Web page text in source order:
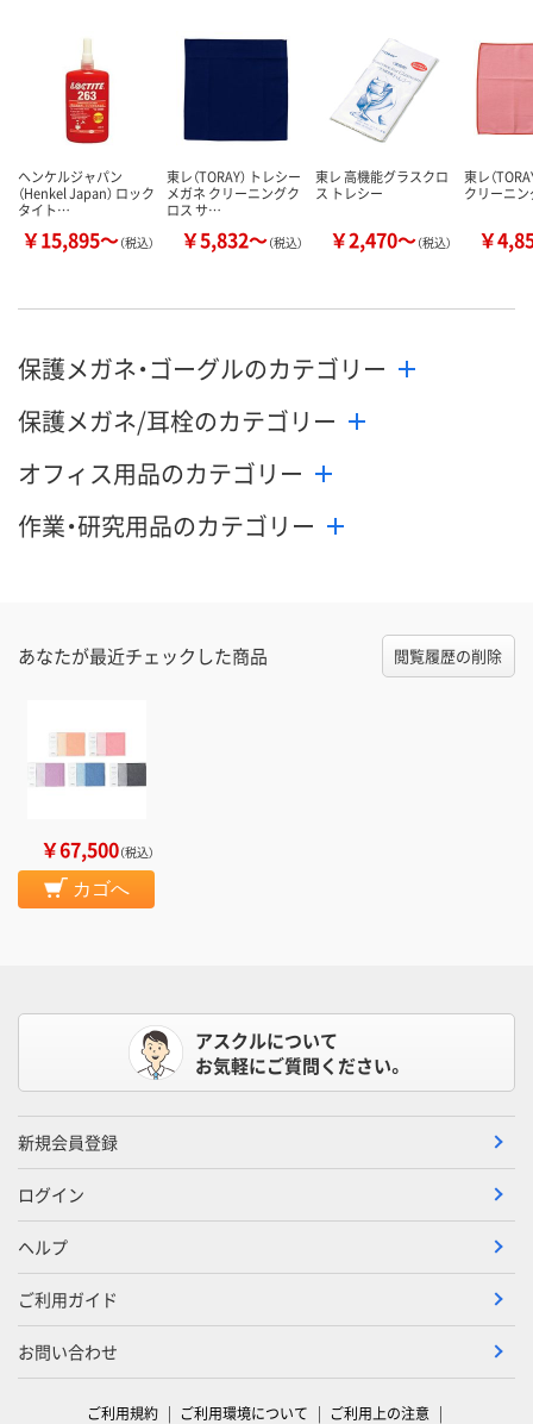
ヘンケルジャパン
（Henkel Japan） ロック
タイト…
￥15,895～（税込）
東レ（TORAY） トレシー
メガネ クリーニングク
ロス サ…
￥5,832～（税込）
東レ 高機能グラスクロ
ス トレシー
￥2,470～（税込）
東レ（
クリーニ
￥
保護メガネ・ゴーグルのカテゴリー
保護メガネ/耳栓のカテゴリー
オフィス用品のカテゴリー
作業・研究用品のカテゴリー
あなたが最近チェックした商品 閲覧履歴の削除
￥67,500（税込）
カゴへ
アスクルについて
お気軽にご質問ください。
新規会員登録
ログイン
ヘルプ
ご利用ガイド
お問い合わせ
ご利用規約 ご利用環境について ご利用上の注意